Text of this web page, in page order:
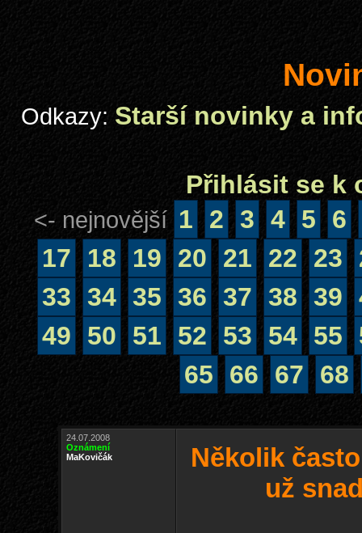
Odkazy: Starší novinky a
Přihlásit se k
<- nejnovější 1 2 3 4 5
6
17
18 19 20 21 22 23
33 34 35 36 37 38 39
49
50 51 52 53 54 55
65
66 67 68
24.07.2008
Oznámení
MaKovičák
Několik
už